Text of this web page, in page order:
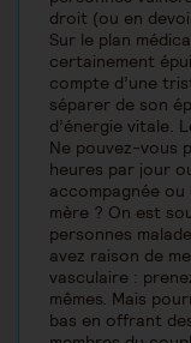
droit (ou en
Sur le plan
certainement
compte d’une
séparer de son
d’énergie vitale.
Ne pouvez-vous
heures par jour
accompagnée
mère ? On est
personnes
avez raison de
vasculaire :
mêmes. Mais
bas en offrant